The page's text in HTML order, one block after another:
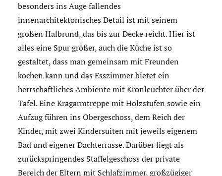
besonders ins Auge fallendes
innenarchitektonisches Detail ist mit seinem
großen Halbrund, das bis zur Decke reicht. Hier ist
alles eine Spur größer, auch die Küche ist so
gestaltet, dass man gemeinsam mit Freunden
kochen kann und das Esszimmer bietet ein
herrschaftliches Ambiente mit Kronleuchter über der
Tafel. Eine Kragarmtreppe mit Holzstufen sowie ein
Aufzug führen ins Obergeschoss, dem Reich der
Kinder, mit zwei Kindersuiten mit jeweils eigenem
Bad und eigener Dachterrasse. Darüber liegt als
zurückspringendes Staffelgeschoss der private
Bereich der Eltern mit Schlafzimmer, großzügiger